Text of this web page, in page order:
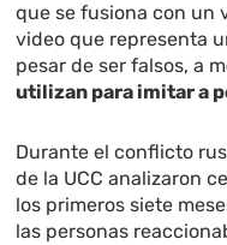
que se fusiona con un
video que representa
pesar de ser falsos, a m
utilizan para imitar a
Durante el conflicto
de la UCC analizaron
los primeros siete
las personas